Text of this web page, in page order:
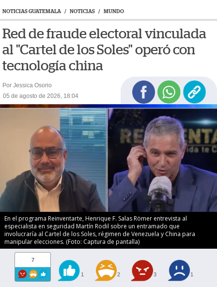
NOTICIAS GUATEMALA / NOTICIAS / MUNDO
Red de fraude electoral vinculada
al "Cartel de los Soles" operó con
tecnología china
Por Jessica Osorio
05 de agosto de 2026, 18:04
En el programa Reinventarte, Henrique F. Salas Römer entrevista al
especialista en seguridad Martín Rodil sobre un entramado que
involucraría al Cartel de los Soles, régimen de Venezuela y China para
manipular elecciones. (Foto: Captura de pantalla)
7
1 2 3 1